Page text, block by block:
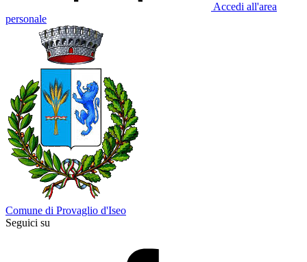
Accedi all'area
personale
Comune di Provaglio d'Iseo
Seguici su